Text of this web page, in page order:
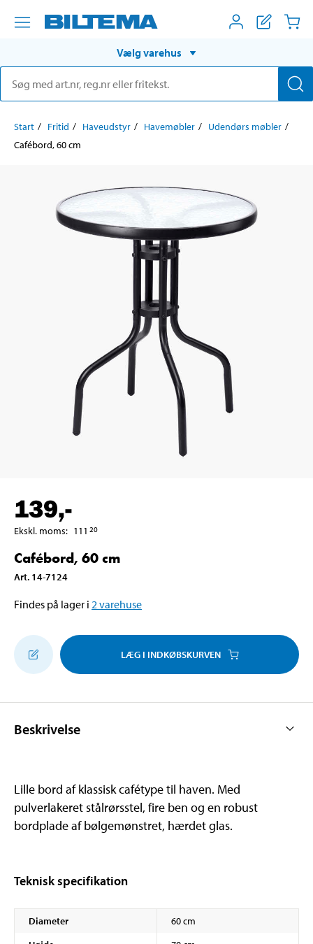
Vælg varehus
Start Fritid Haveudstyr Havemøbler
Udendørs møbler
Cafébord, 60 cm
139,-
Ekskl. moms: 111 20
Cafébord, 60 cm
Art. 14-7124
Findes på lager i 2 varehuse
LÆG I INDKØBSKURVEN
Beskrivelse
Lille bord af klassisk cafétype til haven. Med
pulverlakeret stålrørsstel, fire ben og en robust
bordplade af bølgemønstret, hærdet glas.
Teknisk specifikation
Diameter
60 cm